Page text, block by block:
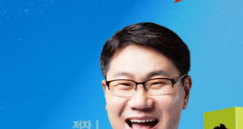
048 l can’t take it anymore 더 이상 못 참아
049 I’m freezing to death 추워 죽겠어
050 Hold on, please 잠시만요
051 Act your age! 나잇값 좀 해!
052 Knock it off! 그만 좀 해!
053 I don’t buy it 믿을 수 없어